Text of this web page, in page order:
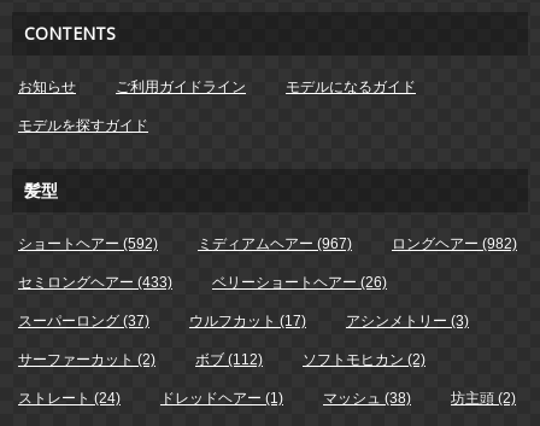
CONTENTS
お知らせ ご利用ガイドライン モデルになるガイド
モデルを探すガイド
髪型
ショートヘアー (592) ミディアムヘアー (967) ロングヘアー (982)
セミロングヘアー (433) ベリーショートヘアー (26)
スーパーロング (37) ウルフカット (17) アシンメトリー (3)
サーファーカット (2) ボブ (112) ソフトモヒカン (2)
ストレート (24) ドレッドヘアー (1) マッシュ (38) 坊主頭 (2)